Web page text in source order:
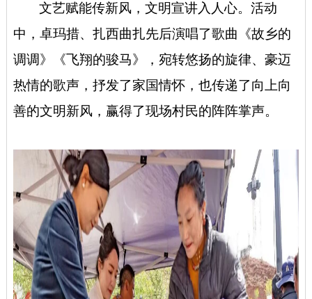
文艺赋能传新风，文明宣讲入人心。活动
中，卓玛措、扎西曲扎先后演唱了歌曲《故乡的
调调》《飞翔的骏马》，宛转悠扬的旋律、豪迈
热情的歌声，抒发了家国情怀，也传递了向上向
善的文明新风，赢得了现场村民的阵阵掌声。